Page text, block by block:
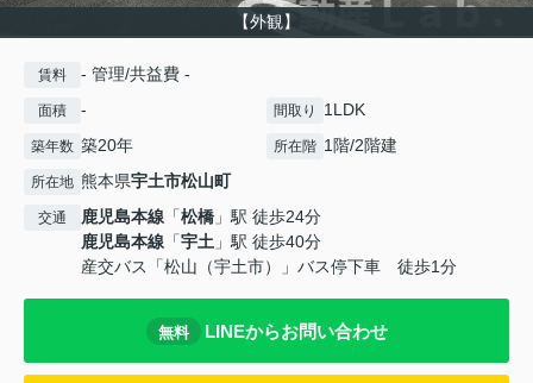
【外観】
賃料 - 管理/共益費 -
面積 - 間取り 1LDK
築年数 築20年 所在階 1階/2階建
所在地 熊本県宇土市松山町
交通 鹿児島本線 「松橋 」駅 徒歩24分
鹿児島本線 「宇土 」駅 徒歩40分
産交バス「松山（宇土市）」バス停下車 徒歩1分
無料 LINEからお問い合わせ